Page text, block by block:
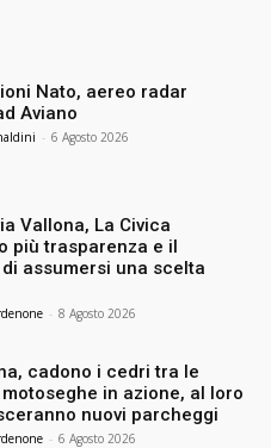
Nato, aereo radar
Aviano
- 6 Agosto 2026
Vallona, La Civica
più trasparenza e il
assumersi una scelta
- 8 Agosto 2026
cadono i cedri tra le
in azione, al loro
nuovi parcheggi
- 6 Agosto 2026